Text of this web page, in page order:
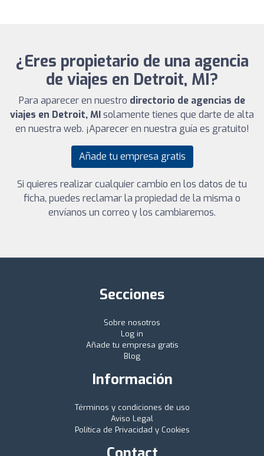
¿Eres propietario de una agencia
de viajes en Detroit, MI?
Para aparecer en nuestro directorio de agencias de
viajes en Detroit, MIsolamente tienes que darte de alta
en nuestra web. ¡Aparecer en nuestra guía es gratuito!
Añade tu empresa gratis
Si quieres realizar cualquier cambio en los datos de tu
ficha, puedes reclamar la propiedad de la misma o
envíanos un correo y los cambiaremos.
Secciones
Sobre nosotros
Log in
Añade tu empresa gratis
Blog
Información
Términos y condiciones de uso
Aviso Legal
Política de Privacidad y Cookies